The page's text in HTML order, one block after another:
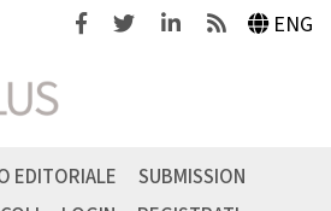
FacebookTwitterLinkedinFeeds ENG
EDITORIALE
SUBMISSION